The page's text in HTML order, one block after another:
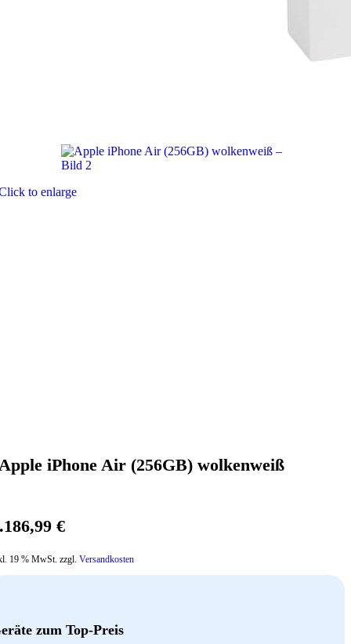
to enlarge
iPhone Air (256GB) wolkenweiß
€
19 % MwSt. zzgl. Versandkosten
zum Top-Preis